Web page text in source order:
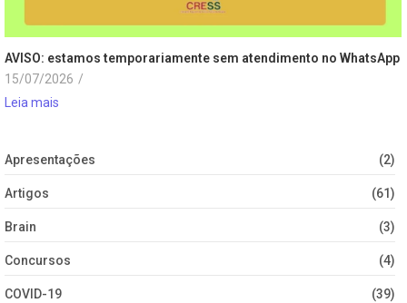
AVISO: estamos temporariamente sem atendimento no WhatsApp
15/07/2026 /
Leia mais
Apresentações (2)
Artigos (61)
Brain (3)
Concursos (4)
COVID-19 (39)